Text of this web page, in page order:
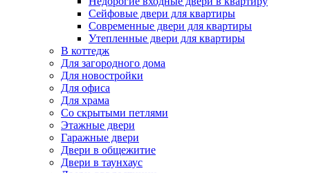
Сейфовые двери для квартиры
Современные двери для квартиры
Утепленные двери для квартиры
В коттедж
Для загородного дома
Для новостройки
Для офиса
Для храма
Со скрытыми петлями
Этажные двери
Гаражные двери
Двери в общежитие
Двери в таунхаус